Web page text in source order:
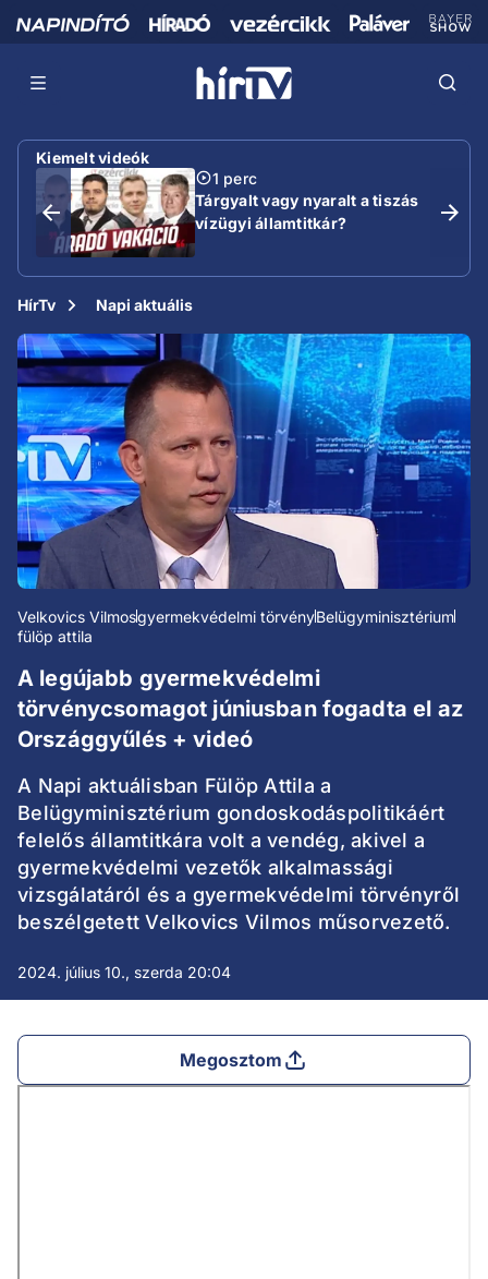
Kiemelt videók
1 perc
Tárgyalt vagy nyaralt a tiszás
vízügyi államtitkár?
HírTv Napi aktuális
Velkovics Vilmosgyermekvédelmi törvényBelügyminisztérium
fülöp attila
A legújabb gyermekvédelmi
törvénycsomagot júniusban fogadta el az
Országgyűlés + videó
A Napi aktuálisban Fülöp Attila a
Belügyminisztérium gondoskodáspolitikáért
felelős államtitkára volt a vendég, akivel a
gyermekvédelmi vezetők alkalmassági
vizsgálatáról és a gyermekvédelmi törvényről
beszélgetett Velkovics Vilmos műsorvezető.
2024. július 10., szerda 20:04
Megosztom